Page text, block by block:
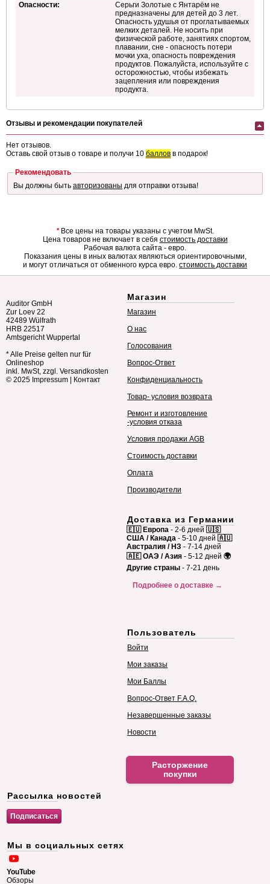
Опасности:
Серьги Золотые с Янтарём не
предназначены для детей до 3 лет.
Опасность удушья от проглатываемых
мелких деталей. Не носить при
физической работе, занятиях спортом,
плавании, сне - опасность потери
мочки уха, опасность повреждения
продуктов. Пожалуйста, используйте с
осторожностью, чтобы избежать
зацепления или повреждения
продукта.
Отзывы и рекомендации покупателей
Нет отзывов.
Оставь свой отзыв о товаре и получи 10 баллов в подарок!
Рекомендовать
Вы должны быть авторизованы для отправки отзыва!
*Все цены на товары указаны с учетом MwSt.
Цена товаров не включает в себя стоимость доставки
Рабочая валюта сайта - евро.
Показания цены в иных валютах являються ориентировочными,
и могут отличаться от обменного курса евро. стоимость доставки
Auditor GmbH
Zur Loev 22
42489 Wülfrath
HRB 22517
Amtsgericht Wuppertal
* Alle Preise gelten nur für
Onlineshop
inkl. MwSt, zzgl. Versandkosten
© 2025 Impressum Контакт
Магазин
Магазин
О нас
Голосования
Вопрос-Ответ
Конфиденциальность
Товар- условия возврата
Ремонт и изготовление
-условия отказа
Условия продажи AGB
Стоимость доставки
Оплата
Производители
Доставка из Германии
🇪🇺 Европа - 2-6 дней 🇺🇸
США / Канада - 5-10 дней 🇦🇺
Австралия / НЗ - 7-14 дней
🇦🇪 ОАЭ / Азия - 5-12 дней 🌍
Другие страны - 7-21 день
Подробнее о доставке →
Пользователь
Войти
Мои заказы
Мои Баллы
Вопрос-Ответ F.A.Q.
Незавершенные заказы
Новости
Расторжение
покупки
Рассылка новостей
Мы в социальных сетях
YouTube
Обзоры